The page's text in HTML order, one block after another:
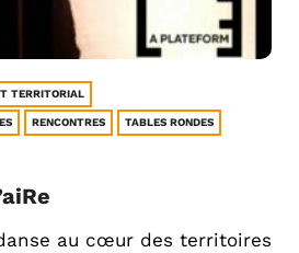
TERRITORIAL
RENCONTRES TABLES RONDES
au cœur des territoires